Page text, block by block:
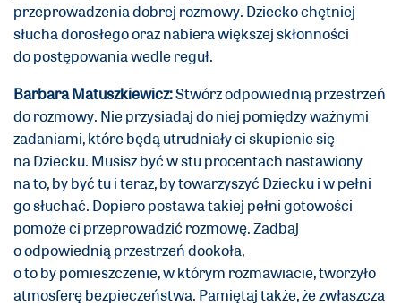
przeprowadzenia dobrej rozmowy. Dziecko chętniej
słucha dorosłego oraz nabiera większej skłonności
do postępowania wedle reguł.
Barbara Matuszkiewicz:Stwórz odpowiednią przestrzeń
do rozmowy. Nie przysiadaj do niej pomiędzy ważnymi
zadaniami, które będą utrudniały ci skupienie się
na Dziecku. Musisz być w stu procentach nastawiony
na to, by być tu i teraz, by towarzyszyć Dziecku i w pełni
go słuchać. Dopiero postawa takiej pełni gotowości
pomoże ci przeprowadzić rozmowę. Zadbaj
o odpowiednią przestrzeń dookoła,
o to by pomieszczenie, w którym rozmawiacie, tworzyło
atmosferę bezpieczeństwa. Pamiętaj także, że zwłaszcza